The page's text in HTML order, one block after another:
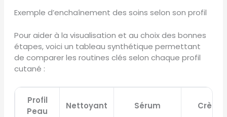
Exemple d’enchaînement des soins selon son profil
Pour aider à la visualisation et au choix des bonnes
étapes, voici un tableau synthétique permettant
de comparer les routines clés selon chaque profil
cutané :
Profil
Peau
Nettoyant Sérum Crème